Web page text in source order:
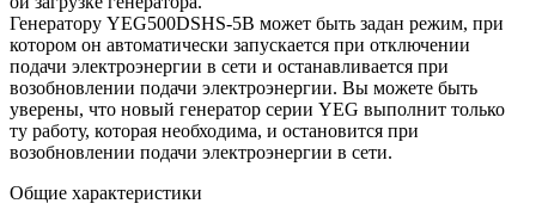
Генератору YEG500DSHS-5B может быть задан режим, при
котором он автоматически запускается при отключении
подачи электроэнергии в сети и останавливается при
возобновлении подачи электроэнергии. Вы можете быть
уверены, что новый генератор серии YEG выполнит только
ту работу, которая необходима, и остановится при
возобновлении подачи электроэнергии в сети.
Общие характеристики